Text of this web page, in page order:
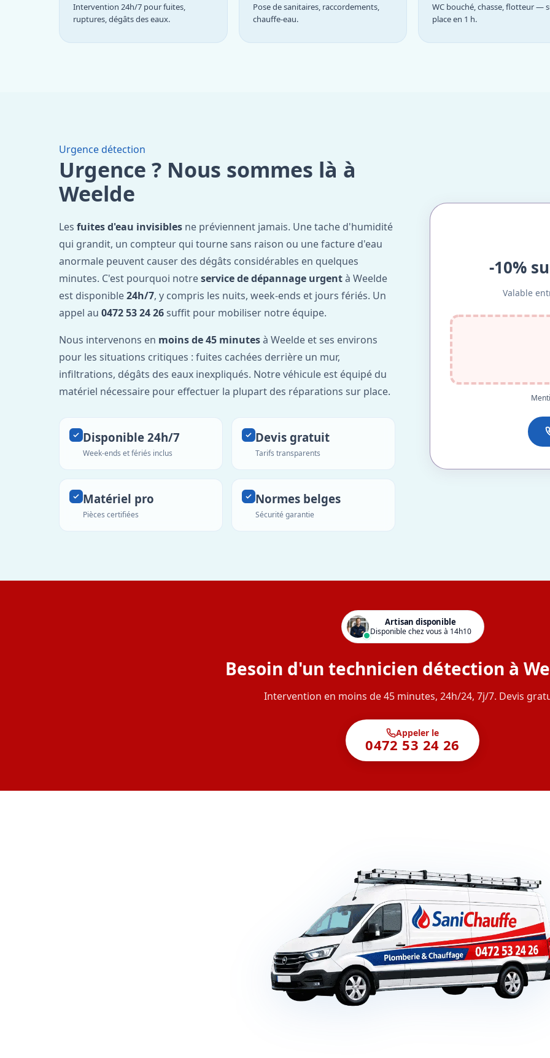
Intervention 24h/7 pour fuites,
ruptures, dégâts des eaux.
Pose de sanitaires, raccordements,
chauffe-eau.
WC bouché, chasse, flotteur —
place en 1 h.
Urgence détection
Urgence ? Nous sommes là à
Weelde
Les fuites d'eau invisibles ne préviennent jamais. Une tache d'humidité
qui grandit, un compteur qui tourne sans raison ou une facture d'eau
anormale peuvent causer des dégâts considérables en quelques
minutes. C'est pourquoi notreservice de dépannage urgentà Weelde
est disponible24h/7, y compris les nuits, week-ends et jours fériés. Un
appel au 0472 53 24 26suffit pour mobiliser notre équipe.
Nous intervenons en moins de 45 minutesà Weelde et ses environs
pour les situations critiques : fuites cachées derrière un mur,
infiltrations, dégâts des eaux inexpliqués. Notre véhicule est équipé du
matériel nécessaire pour effectuer la plupart des réparations sur place.
Disponible 24h/7
Week-ends et fériés inclus
Devis gratuit
Tarifs transparents
Matériel pro
Pièces certifiées
Normes belges
Sécurité garantie
-10%
Valable
Artisan disponible
Disponible chez vous à 14h10
Besoin d'un technicien détection à
Intervention en moins de 45 minutes, 24h/24, 7j/7. Devis
Appeler le
0472 53 24 26